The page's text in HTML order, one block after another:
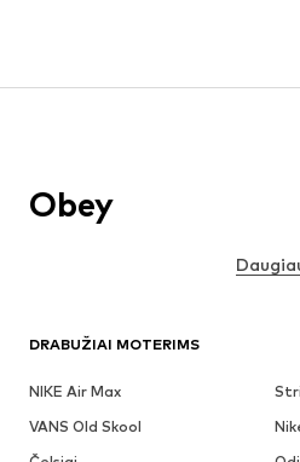
DRABUŽIAI MOTERIMS
NIKE Air Max
VANS Old Skool
Obey